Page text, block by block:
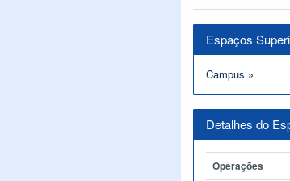
Espaços
Campus »
Detalhes do
Operações